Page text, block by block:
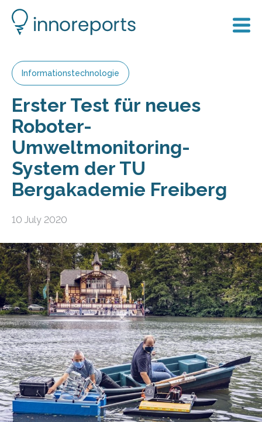
Informationstechnologie
Erster Test für neues
Roboter-
Umweltmonitoring-
System der TU
Bergakademie Freiberg
10 July 2020